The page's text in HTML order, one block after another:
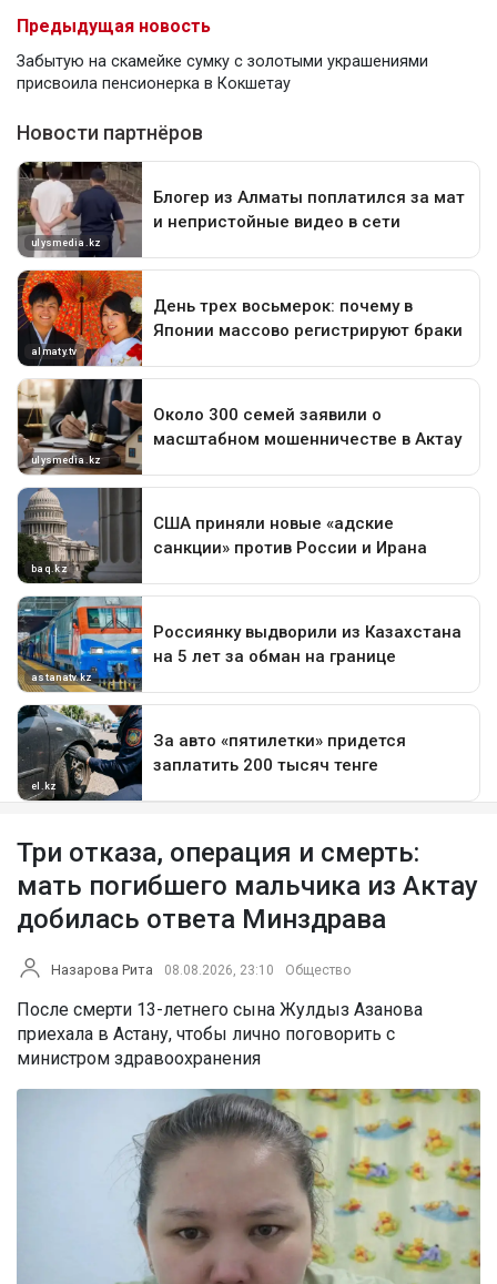
Предыдущая новость
Забытую на скамейке сумку с золотыми украшениями
присвоила пенсионерка в Кокшетау
Три отказа, операция и смерть:
мать погибшего мальчика из Актау
добилась ответа Минздрава
Назарова Рита 08.08.2026, 23:10 Общество
После смерти 13-летнего сына Жулдыз Азанова
приехала в Астану, чтобы лично поговорить с
министром здравоохранения